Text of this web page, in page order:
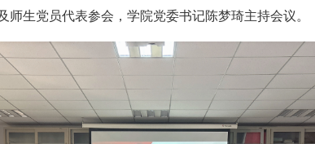
师生党员代表参会，学院党委书记陈梦琦主持会议。